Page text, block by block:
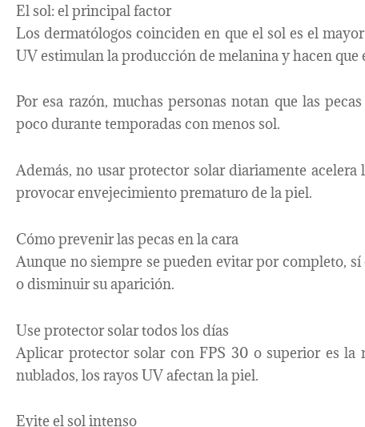
El sol: el principal factor
Los dermatólogos coinciden en que el sol es el
UV estimulan la producción de melanina y hacen que
Por esa razón, muchas personas notan que las
poco durante temporadas con menos sol.
Además, no usar protector solar diariamente
provocar envejecimiento prematuro de la piel.
Cómo prevenir las pecas en la cara
Aunque no siempre se pueden evitar por completo,
o disminuir su aparición.
Use protector solar todos los días
Aplicar protector solar con FPS 30 o superior es la
nublados, los rayos UV afectan la piel.
Evite el sol intenso